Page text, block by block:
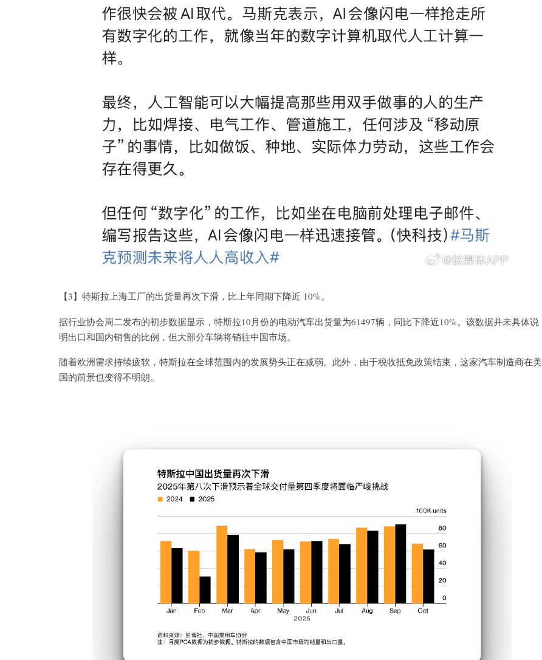
【3】特斯拉上海工厂的出货量再次下滑，比上年同期下降近 10%。
据行业协会周二发布的初步数据显示，特斯拉10月份的电动汽车出货量为61497辆，同比下降近10%。该数据并未具体说
明出口和国内销售的比例，但大部分车辆将销往中国市场。
随着欧洲需求持续疲软，特斯拉在全球范围内的发展势头正在减弱。此外，由于税收抵免政策结束，这家汽车制造商在美
国的前景也变得不明朗。